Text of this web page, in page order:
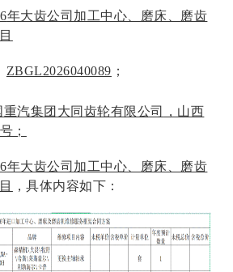
年大齿公司加工中心、磨床、磨齿
ZBGL2026040089 ；
重汽集团 大同齿轮有限公司
，山西
；
年大齿公司加工中心、磨床、磨齿
，具体内容如下：